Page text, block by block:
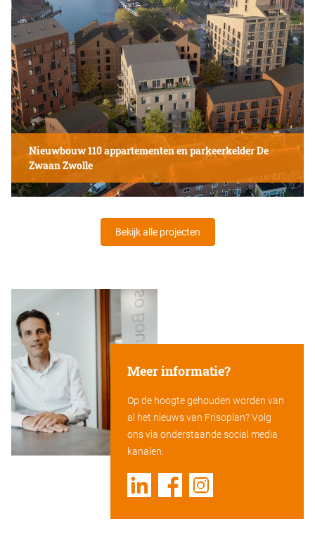
Nieuwbouw 110 appartementen en parkeerkelder De
Zwaan Zwolle
Bekijk alle projecten
Meer informatie?
Op de hoogte gehouden worden van
al het nieuws van Frisoplan? Volg
ons via onderstaande social media
kanalen: